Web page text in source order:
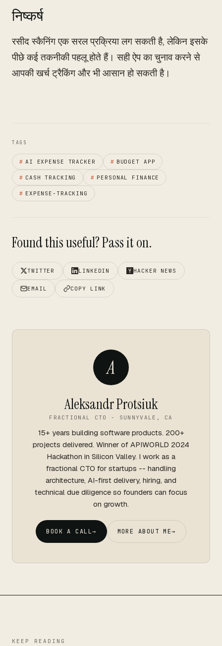
निष्कर्ष
रसीद स्कैनिंग एक सरल प्रक्रिया लग सकती है, लेकिन इसके
पीछे कई तकनीकी पहलू होते हैं। सही ऐप का चुनाव करने से
आपकी खर्च ट्रैकिंग और भी आसान हो सकती है।
TAGS
# AI EXPENSE TRACKER # BUDGET APP
# CASH TRACKING # PERSONAL FINANCE
# EXPENSE-TRACKING
Found this useful? Pass it on.
TWITTER LINKEDIN HACKER NEWS
EMAIL COPY LINK
A
Aleksandr Protsiuk
FRACTIONAL CTO - SUNNYVALE, CA
15+ years building software products. 200+
projects delivered. Winner of APIWORLD 2024
Hackathon in Silicon Valley. I work as a
fractional CTO for startups -- handling
architecture, AI-first delivery, hiring, and
technical due diligence so founders can focus
on growth.
BOOK A CALL→ MORE ABOUT ME→
KEEP READING